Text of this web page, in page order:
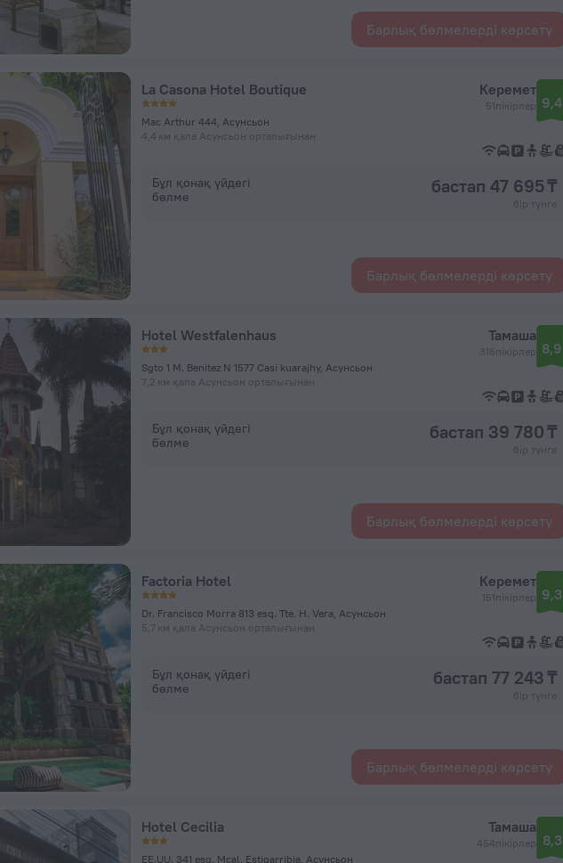
Барлық бөлмелерді көрсету
La Casona Hotel Boutique
Mac Arthur 444, Асунсьон
4,4 км қала Асунсьон орталығынан
Керемет
51пікірлер 9,4
Бұл қонақ үйдегі
бөлме
бастап 47 695 ₸
Барлық бөлмелерді көрсету
Hotel Westfalenhaus
Sgto 1 M. Benitez N 1577 Casi kuarajhy, Асунсьон
7,2 км қала Асунсьон орталығынан
Тамаша
316пікірлер 8,9
Бұл қонақ үйдегі
бөлме
бастап 39 780 ₸
Барлық бөлмелерді көрсету
Factoria Hotel
Dr. Francisco Morra 813 esq. Tte. H. Vera, Асунсьон
5,7 км қала Асунсьон орталығынан
Керемет
151пікірлер 9,3
Бұл қонақ үйдегі
бөлме
бастап 77 243 ₸
Барлық бөлмелерді көрсету
Hotel Cecilia
EE.UU. 341 esq. Mcal. Estigarribia, Асунсьон
Тамаша
454пікірлер 8,3